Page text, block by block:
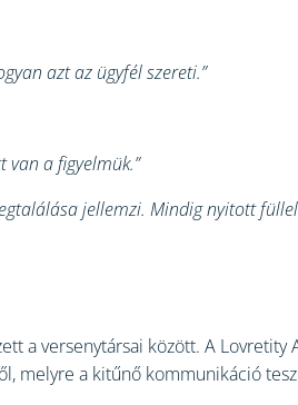
azt az ügyfél szereti.”
a figyelmük.”
jellemzi. Mindig nyitott
a versenytársai között. A
melyre a kitűnő kommunikáció